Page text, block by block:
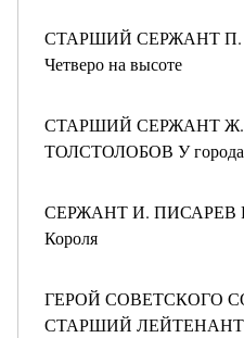
СТАРШИЙ СЕРЖАНТ
Четверо на высоте
СТАРШИЙ СЕРЖАНТ Ж.
ТОЛСТОЛОБОВ У города
СЕРЖАНТ И. ПИСАРЕВ
Короля
ГЕРОЙ СОВЕТСКОГО
СТАРШИЙ